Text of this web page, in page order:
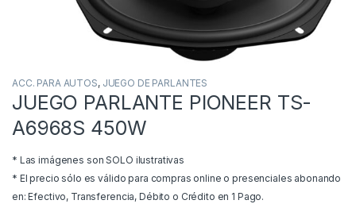
ACC. PARA AUTOS, JUEGO DE PARLANTES
JUEGO PARLANTE PIONEER TS-
A6968S 450W
* Las imágenes son SOLO ilustrativas
* El precio sólo es válido para compras online o presenciales abonando
en: Efectivo, Transferencia, Débito o Crédito en 1 Pago.